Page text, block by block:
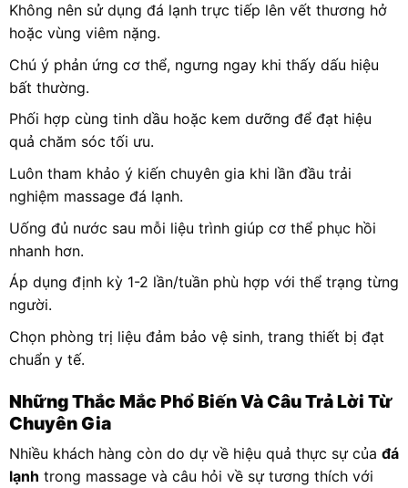
Không nên sử dụng đá lạnh trực tiếp lên vết thương hở
hoặc vùng viêm nặng.
Chú ý phản ứng cơ thể, ngưng ngay khi thấy dấu hiệu
bất thường.
Phối hợp cùng tinh dầu hoặc kem dưỡng để đạt hiệu
quả chăm sóc tối ưu.
Luôn tham khảo ý kiến chuyên gia khi lần đầu trải
nghiệm massage đá lạnh.
Uống đủ nước sau mỗi liệu trình giúp cơ thể phục hồi
nhanh hơn.
Áp dụng định kỳ 1-2 lần/tuần phù hợp với thể trạng từng
người.
Chọn phòng trị liệu đảm bảo vệ sinh, trang thiết bị đạt
chuẩn y tế.
Những Thắc Mắc Phổ Biến Và Câu Trả Lời Từ
Chuyên Gia
Nhiều khách hàng còn do dự về hiệu quả thực sự của đá
lạnh trong massage và câu hỏi về sự tương thích với